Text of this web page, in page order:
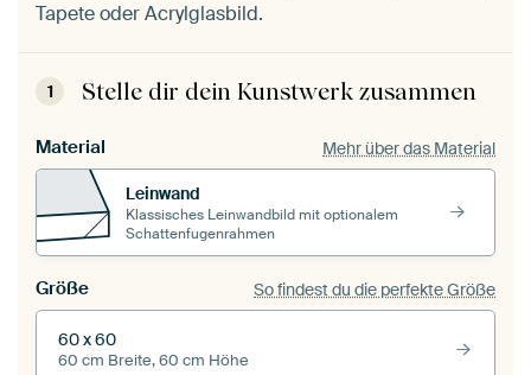
Tapete oder Acrylglasbild.
1 Stelle dir dein Kunstwerk zusammen
Material Mehr über das Material
Leinwand
Klassisches Leinwandbild mit optionalem
Schattenfugenrahmen
Größe So findest du die perfekte Größe
60 x 60
60 cm Breite, 60 cm Höhe